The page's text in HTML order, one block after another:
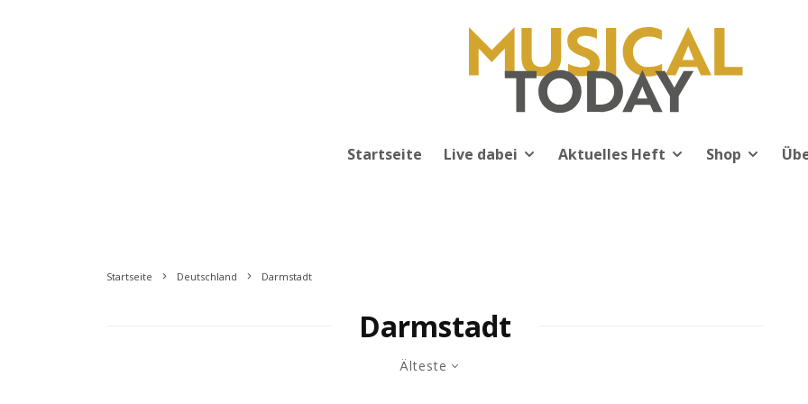
Startseite Live dabei Aktuelles Heft Shop
Startseite Deutschland Darmstadt
Darmstadt
Älteste